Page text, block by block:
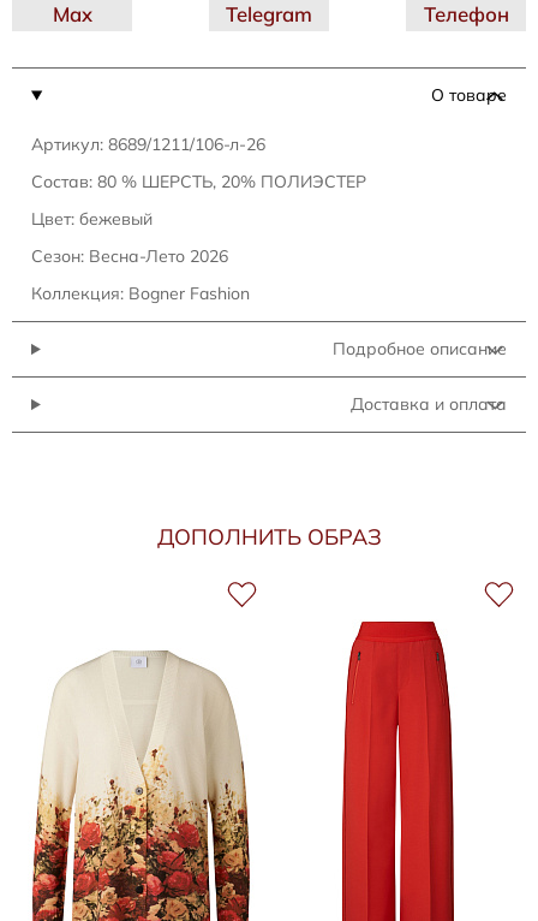
О товаре
Артикул: 8689/1211/106-л-26
Состав: 80 % ШЕРСТЬ, 20% ПОЛИЭСТЕР
Цвет: бежевый
Сезон: Весна-Лето 2026
Коллекция: Bogner Fashion
Подробное описание
Доставка и оплата
Telegram
Max Телефон
ДОПОЛНИТЬ ОБРАЗ